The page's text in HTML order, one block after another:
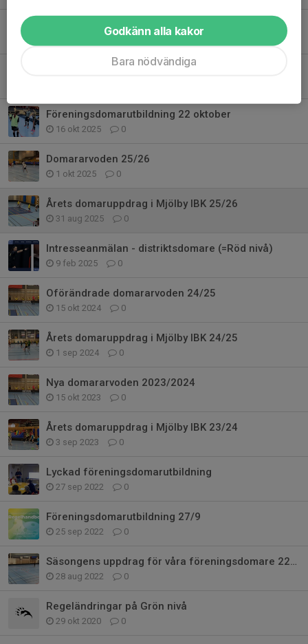
Många domaruppdrag i MIBK 26/27
18 nya domare utbildade
Föreningsdomarutbildning 22 oktober
16 okt 2025 0
Domararvoden 25/26
1 okt 2025 0
Årets domaruppdrag i Mjölby IBK 25/26
31 aug 2025 0
Intresseanmälan - distriktsdomare (=Röd nivå)
9 feb 2025 0
Oförändrade domararvoden 24/25
15 okt 2024 0
Årets domaruppdrag i Mjölby IBK 24/25
1 sep 2024 0
Nya domararvoden 2023/2024
15 okt 2023 0
Årets domaruppdrag i Mjölby IBK 23/24
3 sep 2023 0
Lyckad föreningsdomarutbildning
27 sep 2022 0
Föreningsdomarutbildning 27/9
25 sep 2022 0
Säsongens uppdrag för våra föreningsdomare 22/23
28 aug 2022 0
Regeländringar på Grön nivå
29 okt 2020 0
Godkänn alla kakor
Bara nödvändiga